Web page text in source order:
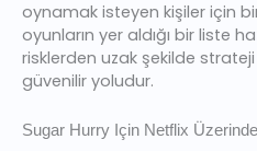
oynamak isteyen kişiler için
oyunların yer aldığı bir liste
risklerden uzak şekilde
güvenilir yoludur.
Sugar Hurry Için Netflix